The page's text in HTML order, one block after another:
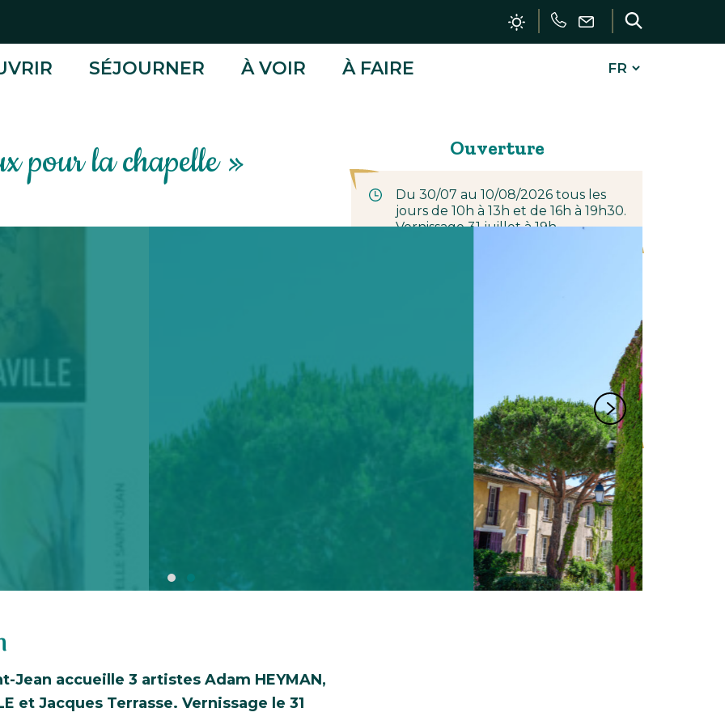
Téléphoner
Nous
écrire
SÉJOURNER À VOIR À FAIRE
pour la chapelle »
Jean accueille 3 artistes Adam HEYMAN,
et Jacques Terrasse. Vernissage le 31
Ouverture
Du 30/07 au 10/08/2026 tous les
jours de 10h à 13h et de 16h à 19h30.
Vernissage 31 juillet à 19h.
Place de la Mairie
83680 La Garde-Freinet
lachapellestjean@orange.fr